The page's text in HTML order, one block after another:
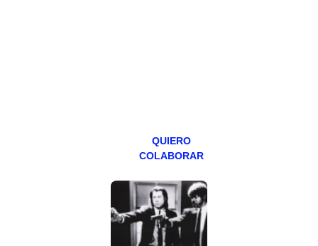
QUIERO
COLABORAR